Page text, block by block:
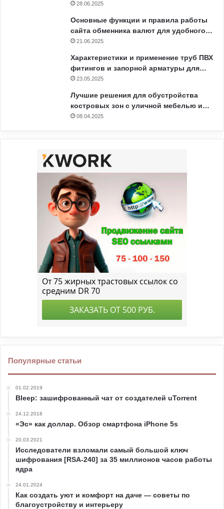
28.06.2025
Основные функции и правила работы
сайта обменника валют для удобного…
21.06.2025
Характеристики и применение труб ПВХ
фитингов и запорной арматуры для…
23.05.2025
Лучшие решения для обустройства
костровых зон с уличной мебелью и…
08.04.2025
Популярные статьи
01.02.2019
Bleep: зашифрованный чат от создателей uTorrent
24.12.2018
«Эс» как доллар. Обзор смартфона iPhone 5s
20.03.2021
Исследователи взломали самый большой ключ
шифрования [RSA-240] за 35 миллионов часов работы
ядра
24.01.2024
Как создать уют и комфорт на даче — советы по
благоустройству и интерьеру